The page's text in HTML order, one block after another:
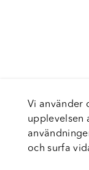
Vi använder
upplevelsen
och surfa